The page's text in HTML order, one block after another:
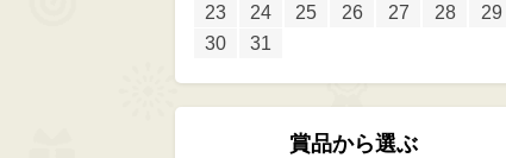
23
24 25 26 27 28
29
30
31
賞品から選ぶ